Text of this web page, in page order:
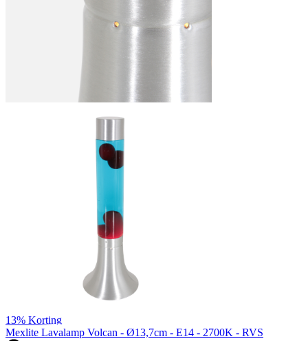
13% Korting
Mexlite Lavalamp Volcan - Ø13,7cm - E14 - 2700K - RVS